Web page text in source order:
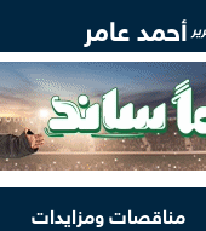
أحمد عامر
مناقصات ومزايدات